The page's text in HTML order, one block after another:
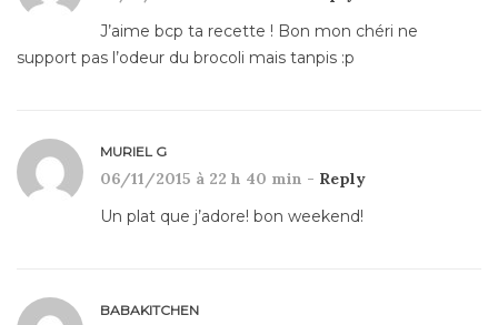
J’aime bcp ta recette ! Bon mon chéri ne
support pas l’odeur du brocoli mais tanpis :p
MURIEL G
06/11/2015 à 22 h 40 min - Reply
Un plat que j’adore! bon weekend!
BABAKITCHEN